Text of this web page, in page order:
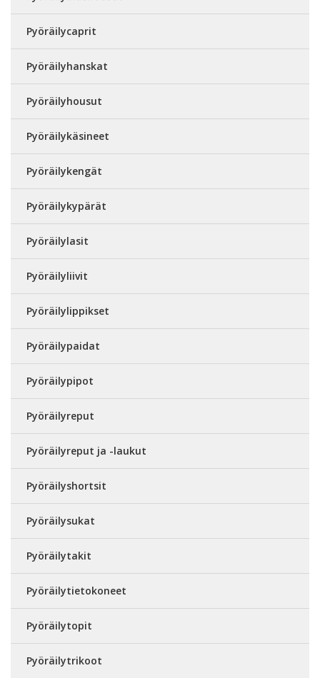
Pyöräilycaprit
Pyöräilyhanskat
Pyöräilyhousut
Pyöräilykäsineet
Pyöräilykengät
Pyöräilykypärät
Pyöräilylasit
Pyöräilyliivit
Pyöräilylippikset
Pyöräilypaidat
Pyöräilypipot
Pyöräilyreput
Pyöräilyreput ja -laukut
Pyöräilyshortsit
Pyöräilysukat
Pyöräilytakit
Pyöräilytietokoneet
Pyöräilytopit
Pyöräilytrikoot